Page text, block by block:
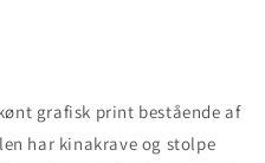
grafisk print bestående af
har kinakrave og stolpe